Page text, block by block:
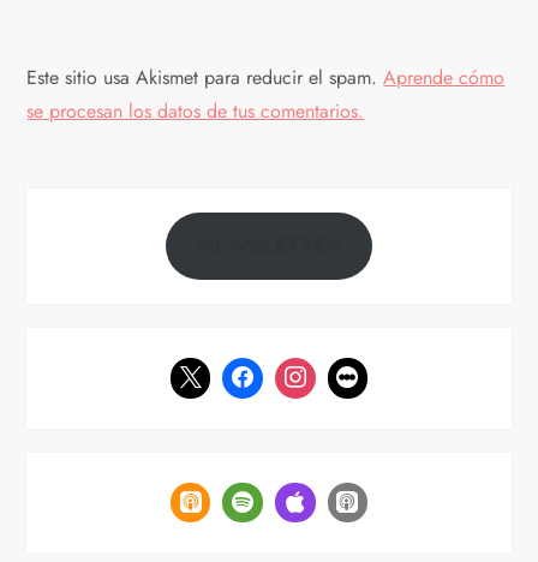
t
r
Este sitio usa Akismet para reducir el spam.Aprende cómo
se procesan los datos de tus comentarios.